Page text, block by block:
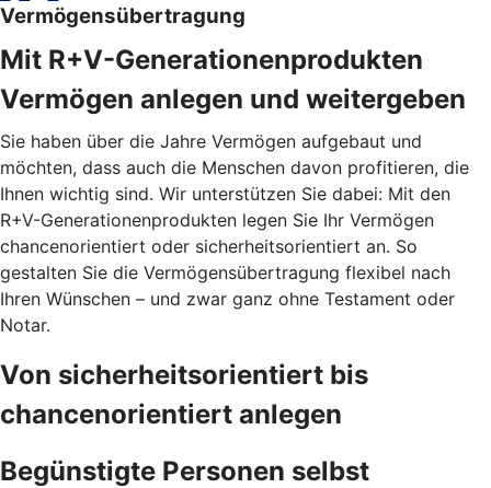
Vermögensübertragung
Mit R+V-Generationenprodukten
Vermögen anlegen und weitergeben
Sie haben über die Jahre Vermögen aufgebaut und
möchten, dass auch die Menschen davon profitieren, die
Ihnen wichtig sind. Wir unterstützen Sie dabei: Mit den
R+V-Generationenprodukten legen Sie Ihr Vermögen
chancenorientiert oder sicherheitsorientiert an. So
gestalten Sie die Vermögensübertragung flexibel nach
Ihren Wünschen – und zwar ganz ohne Testament oder
Notar.
Von sicherheitsorientiert bis
chancenorientiert anlegen
Begünstigte Personen selbst